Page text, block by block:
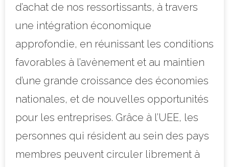
d’achat de nos ressortissants, à travers
une intégration économique
approfondie, en réunissant les conditions
favorables à l’avènement et au maintien
d’une grande croissance des économies
nationales, et de nouvelles opportunités
pour les entreprises. Grâce à l’UEE, les
personnes qui résident au sein des pays
membres peuvent circuler librement à